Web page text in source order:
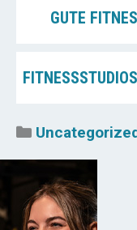
GUTE
Kategorien